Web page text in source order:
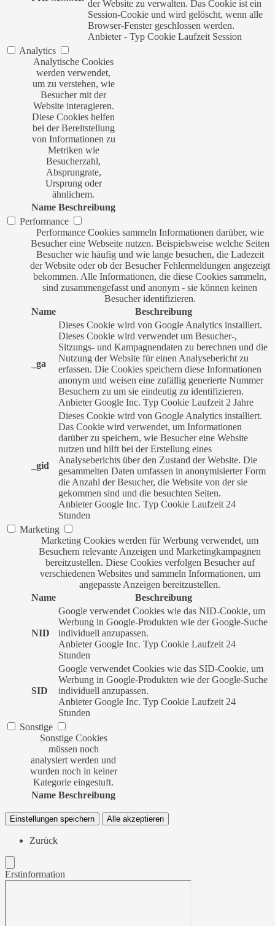
der Website zu verwalten. Das Cookie ist ein
Session-Cookie und wird gelöscht, wenn alle
Browser-Fenster geschlossen werden.
Anbieter - Typ Cookie Laufzeit Session
Analytics
Analytische Cookies
werden verwendet,
um zu verstehen, wie
Besucher mit der
Website interagieren.
Diese Cookies helfen
bei der Bereitstellung
von Informationen zu
Metriken wie
Besucherzahl,
Absprungrate,
Ursprung oder
ähnlichem.
Name Beschreibung
Performance
Performance Cookies sammeln Informationen darüber, wie
Besucher eine Webseite nutzen. Beispielsweise welche Seiten
Besucher wie häufig und wie lange besuchen, die Ladezeit
der Website oder ob der Besucher Fehlermeldungen angezeigt
bekommen. Alle Informationen, die diese Cookies sammeln,
sind zusammengefasst und anonym - sie können keinen
Besucher identifizieren.
Name
Beschreibung
_ga
Dieses Cookie wird von Google Analytics installiert.
Dieses Cookie wird verwendet um Besucher-,
Sitzungs- und Kampagnendaten zu berechnen und die
Nutzung der Website für einen Analysebericht zu
erfassen. Die Cookies speichern diese Informationen
anonym und weisen eine zufällig generierte Nummer
Besuchern zu um sie eindeutig zu identifizieren.
Anbieter Google Inc. Typ Cookie Laufzeit 2 Jahre
_gid
Dieses Cookie wird von Google Analytics installiert.
Das Cookie wird verwendet, um Informationen
darüber zu speichern, wie Besucher eine Website
nutzen und hilft bei der Erstellung eines
Analyseberichts über den Zustand der Website. Die
gesammelten Daten umfassen in anonymisierter Form
die Anzahl der Besucher, die Website von der sie
gekommen sind und die besuchten Seiten.
Anbieter Google Inc. Typ Cookie Laufzeit 24
Stunden
Marketing
Marketing Cookies werden für Werbung verwendet, um
Besuchern relevante Anzeigen und Marketingkampagnen
bereitzustellen. Diese Cookies verfolgen Besucher auf
verschiedenen Websites und sammeln Informationen, um
angepasste Anzeigen bereitzustellen.
Name
Beschreibung
NID
Google verwendet Cookies wie das NID-Cookie, um
Werbung in Google-Produkten wie der Google-Suche
individuell anzupassen.
Anbieter Google Inc. Typ Cookie Laufzeit 24
Stunden
SID
Google verwendet Cookies wie das SID-Cookie, um
Werbung in Google-Produkten wie der Google-Suche
individuell anzupassen.
Anbieter Google Inc. Typ Cookie Laufzeit 24
Stunden
Sonstige
Sonstige Cookies
müssen noch
analysiert werden und
wurden noch in keiner
Kategorie eingestuft.
Name Beschreibung
Einstellungen speichern Alle akzeptieren
Zurück
Erstinformation